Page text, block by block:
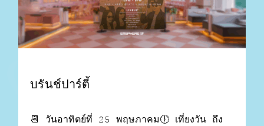
บรันช์ปาร์ตี้
📆 วันอาทิตย์ที่ 25 พฤษภาคม🕕 เที่ยงวัน ถึง